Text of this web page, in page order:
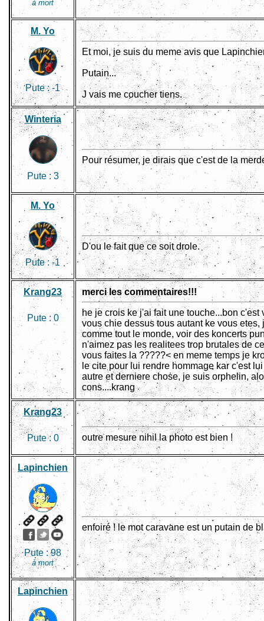
à mort
M. Yo
Pute :-1
Et moi, je suis du meme avis que
Putain...
J vais me coucher tiens.
Winteria
Pute : 3
Pour résumer, je dirais que c'est de la
M. Yo
Pute :-1
D'ou le fait que ce soit drole.
Krang23
Pute :0
merci les commentaires!!!
he je crois ke j'ai fait une touche...bon
vous chie dessus tous autant ke vous
comme tout le monde, voir des koncerts
n'aimez pas les realitees trop brutales de
vous faites la ?????< en meme temps je
le cite pour lui rendre hommage kar c'est
autre et derniere chose, je suis orphelin,
cons....krang
Krang23
Pute :0 outre mesure nihil la photo est bien !
Lapinchien
Pute :98
à mort
enfoiré ! le mot caravane est un putain de
Lapinchien